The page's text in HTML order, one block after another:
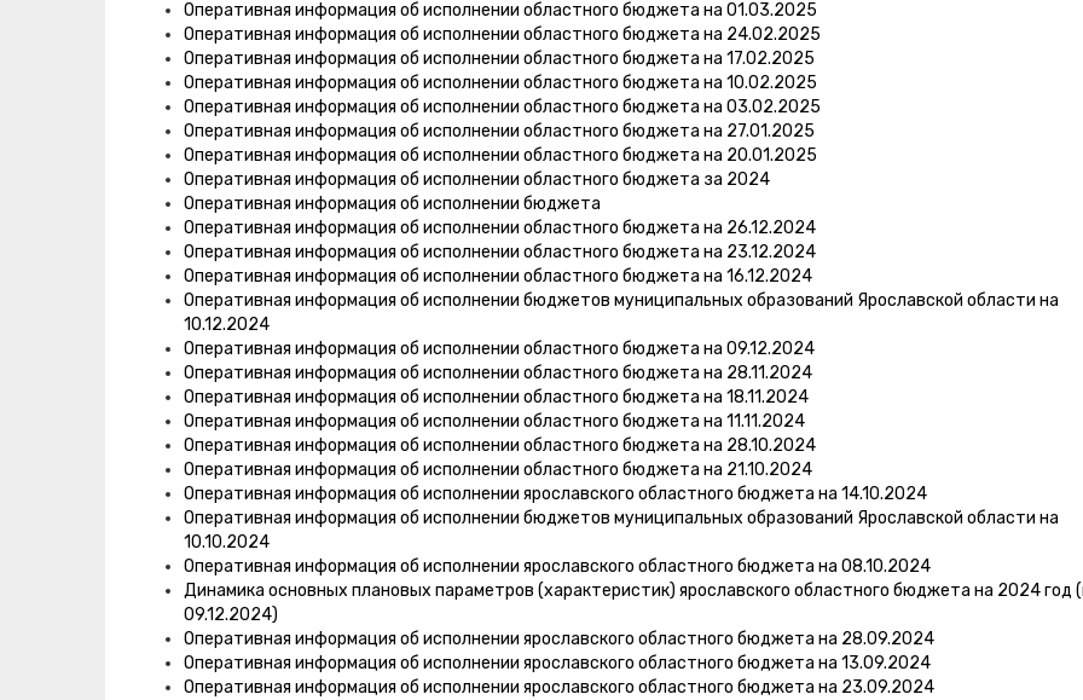
Оперативная информация об исполнении областного бюджета на 01.03.2025
Оперативная информация об исполнении областного бюджета на 24.02.2025
Оперативная информация об исполнении областного бюджета на 17.02.2025
Оперативная информация об исполнении областного бюджета на 10.02.2025
Оперативная информация об исполнении областного бюджета на 03.02.2025
Оперативная информация об исполнении областного бюджета на 27.01.2025
Оперативная информация об исполнении областного бюджета на 20.01.2025
Оперативная информация об исполнении областного бюджета за 2024
Оперативная информация об исполнении бюджета
Оперативная информация об исполнении областного бюджета на 26.12.2024
Оперативная информация об исполнении областного бюджета на 23.12.2024
Оперативная информация об исполнении областного бюджета на 16.12.2024
Оперативная информация об исполнении бюджетов муниципальных образований Ярославской области на
10.12.2024
Оперативная информация об исполнении областного бюджета на 09.12.2024
Оперативная информация об исполнении областного бюджета на 28.11.2024
Оперативная информация об исполнении областного бюджета на 18.11.2024
Оперативная информация об исполнении областного бюджета на 11.11.2024
Оперативная информация об исполнении областного бюджета на 28.10.2024
Оперативная информация об исполнении областного бюджета на 21.10.2024
Оперативная информация об исполнении ярославского областного бюджета на 14.10.2024
Оперативная информация об исполнении бюджетов муниципальных образований Ярославской области на
10.10.2024
Оперативная информация об исполнении ярославского областного бюджета на 08.10.2024
Динамика основных плановых параметров (характеристик) ярославского областного бюджета на 2024 год
09.12.2024)
Оперативная информация об исполнении ярославского областного бюджета на 28.09.2024
Оперативная информация об исполнении ярославского областного бюджета на 13.09.2024
Оперативная информация об исполнении ярославского областного бюджета на 23.09.2024